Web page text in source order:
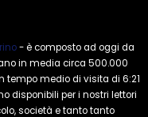
- è composto ad oggi da
in media circa 500.000
medio di visita di 6:21
disponibili per i nostri lettori
società e tanto tanto